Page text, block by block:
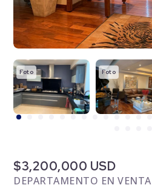
Foto Foto
$3,200,000 USD
DEPARTAMENTO EN VENTA